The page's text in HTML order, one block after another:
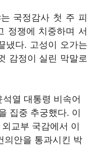
국정감사 첫 주 피
정쟁에 치중하며 서
냈다. 고성이 오가는
감정이 실린 막말로
열 대통령 비속어
집중 추궁했다. 이
교부 국감에서 이
의안을 통과시킨 박